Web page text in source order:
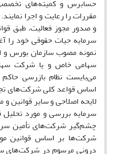
حسابرس و کمیته‌های
مقررات را رعایت و اجرا
و صدور مجوز فعالیت، طبق
سرمایه حیات حقوقی خود را
نمونه مصوب سازمان بورس و
سهامی خاص و یا شرکت
می‌بایست نظام بازرسی
اساس قواعد کلی شرکت‌های
لایحه اصلاحی و سایر قوانین
سرمایه بررسی و مورد تحلیل
چشم‌گیر شرکت‌های تأمین
شرکت‌ها بر اساس قوانین
درونی مرسوم در شرکت‌های